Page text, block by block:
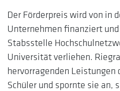
Der Förderpreis wird von in
Unternehmen finanziert
Stabsstelle
Universität verliehen.
hervorragenden Leistungen
Schüler und spornte sie an,